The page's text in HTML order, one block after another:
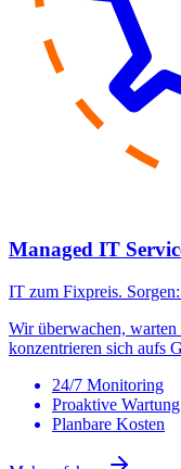
24/7 Monitoring
Proaktive Wartung
Planbare Kosten